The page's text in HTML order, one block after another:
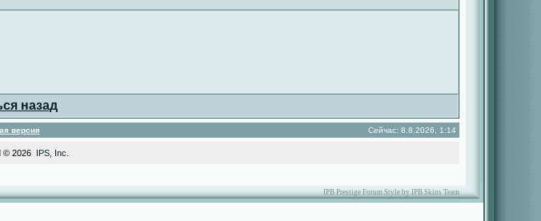
назад
версия Сейчас: 8.8.2026, 1:14
© 2026 IPS, Inc
IPB Prestige Forum Style by IPB Skins Team